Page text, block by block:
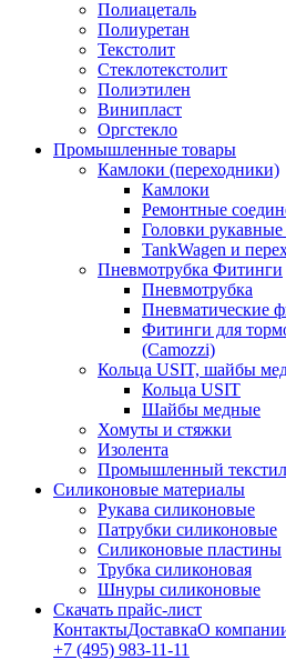
Полиацеталь
Полиуретан
Текстолит
Стеклотекстолит
Полиэтилен
Винипласт
Оргстекло
Промышленные товары
Камлоки (переходники)
Камлоки
Ремонтные
Головки
TankWagen и
Пневмотрубка Фитинги
Пневмотрубка
Пневматические
Фитинги для
(Camozzi)
Кольца USIT, шайбы
Кольца USIT
Шайбы медные
Хомуты и стяжки
Изолента
Промышленный
Силиконовые материалы
Рукава силиконовые
Патрубки силиконовые
Силиконовые пластины
Трубка силиконовая
Шнуры силиконовые
Скачать прайс-лист
КонтактыДоставкаО
+7 (495) 983-11-11